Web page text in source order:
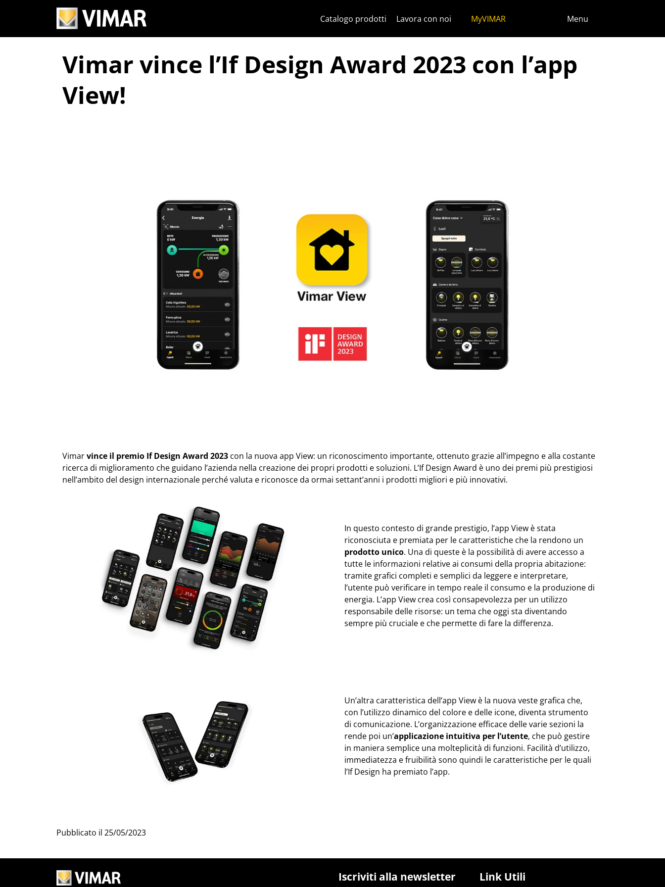
Catalogo prodotti Lavora con noi MyVIMAR Menu
Vimar vince l’If Design Award 2023 con l’app
View!
Vimarvince il premio If Design Award 2023 con la nuova app View: un riconoscimento importante, ottenuto grazie all’impegno e alla costante
ricerca di miglioramento che guidano l’azienda nella creazione dei propri prodotti e soluzioni. L’If Design Award è uno dei premi più prestigiosi
nell’ambito del design internazionale perché valuta e riconosce da ormai settant’anni i prodotti migliori e più innovativi.
In questo contesto di grande prestigio, l’app View è stata
riconosciuta e premiata per le caratteristiche che la rendono un
prodotto unico. Una di queste è la possibilità di avere accesso a
tutte le informazioni relative ai consumi della propria abitazione:
tramite grafici completi e semplici da leggere e interpretare,
l’utente può verificare in tempo reale il consumo e la produzione di
energia. L’app View crea così consapevolezza per un utilizzo
responsabile delle risorse: un tema che oggi sta diventando
sempre più cruciale e che permette di fare la differenza.
Un’altra caratteristica dell’app View è la nuova veste grafica che,
con l’utilizzo dinamico del colore e delle icone, diventa strumento
di comunicazione. L’organizzazione efficace delle varie sezioni la
rende poi un’applicazione intuitiva per l’utente, che può gestire
in maniera semplice una molteplicità di funzioni. Facilità d’utilizzo,
immediatezza e fruibilità sono quindi le caratteristiche per le quali
l’If Design ha premiato l’app.
Pubblicato il 25/05/2023
Iscriviti alla newsletter Link Utili